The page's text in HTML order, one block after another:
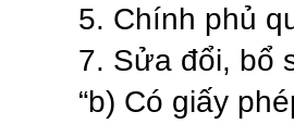
5. Chính phủ
7. Sửa đổi, bổ
“b) Có giấy